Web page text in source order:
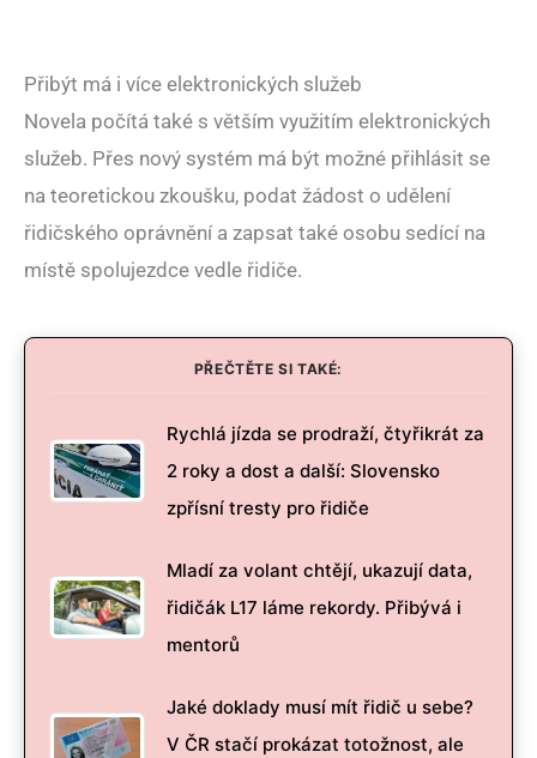
Přibýt má i více elektronických služeb
Novela počítá také s větším využitím elektronických
služeb. Přes nový systém má být možné přihlásit se
na teoretickou zkoušku, podat žádost o udělení
řidičského oprávnění a zapsat také osobu sedící na
místě spolujezdce vedle řidiče.
PŘEČTĚTE SI TAKÉ:
Rychlá jízda se prodraží, čtyřikrát za
2 roky a dost a další: Slovensko
zpřísní tresty pro řidiče
Mladí za volant chtějí, ukazují data,
řidičák L17 láme rekordy. Přibývá i
mentorů
Jaké doklady musí mít řidič u sebe?
V ČR stačí prokázat totožnost, ale